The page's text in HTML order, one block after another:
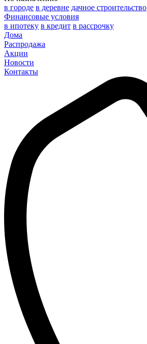
в городе в деревне дачное строительство
Финансовые условия
в ипотеку в кредит в рассрочку
Дома
Распродажа
Акции
Новости
Контакты